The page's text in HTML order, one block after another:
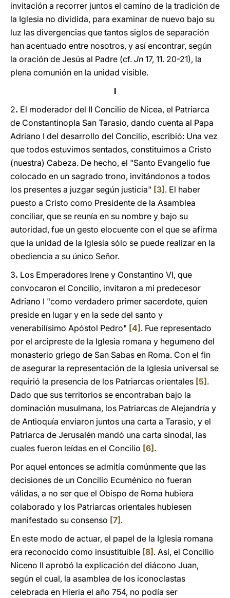
invitación a recorrer juntos el camino de la tradición de
la Iglesia no dividida, para examinar de nuevo bajo su
luz las divergencias que tantos siglos de separación
han acentuado entre nosotros, y así encontrar, según
la oración de Jesús al Padre (cf. Jn 17, 11. 20-21), la
plena comunión en la unidad visible.
I
2. El moderador del II Concilio de Nicea, el Patriarca
de Constantinopla San Tarasio, dando cuenta al Papa
Adriano I del desarrollo del Concilio, escribió: Una vez
que todos estuvimos sentados, constituimos a Cristo
(nuestra) Cabeza. De hecho, el "Santo Evangelio fue
colocado en un sagrado trono, invitándonos a todos
los presentes a juzgar según justicia" [3] . El haber
puesto a Cristo como Presidente de la Asamblea
conciliar, que se reunía en su nombre y bajo su
autoridad, fue un gesto elocuente con el que se afirma
que la unidad de la Iglesia sólo se puede realizar en la
obediencia a su único Señor.
3. Los Emperadores Irene y Constantino VI, que
convocaron el Concilio, invitaron a mi predecesor
Adriano I "como verdadero primer sacerdote, quien
preside en lugar y en la sede del santo y
venerabilísimo Apóstol Pedro" [4] . Fue representado
por el arcipreste de la Iglesia romana y hegumeno del
monasterio griego de San Sabas en Roma. Con el fin
de asegurar la representación de la Iglesia universal se
requirió la presencia de los Patriarcas orientales [5] .
Dado que sus territorios se encontraban bajo la
dominación musulmana, los Patriarcas de Alejandría y
de Antioquía enviaron juntos una carta a Tarasio, y el
Patriarca de Jerusalén mandó una carta sinodal, las
cuales fueron leídas en el Concilio [6] .
Por aquel entonces se admitía comúnmente que las
decisiones de un Concilio Ecuménico no fueran
válidas, a no ser que el Obispo de Roma hubiera
colaborado y los Patriarcas orientales hubiesen
manifestado su consenso [7] .
En este modo de actuar, el papel de la Iglesia romana
era reconocido como insustituible [8] . Así, el Concilio
Niceno II aprobó la explicación del diácono Juan,
según el cual, la asamblea de los iconoclastas
celebrada en Hieria el año 754, no podía ser